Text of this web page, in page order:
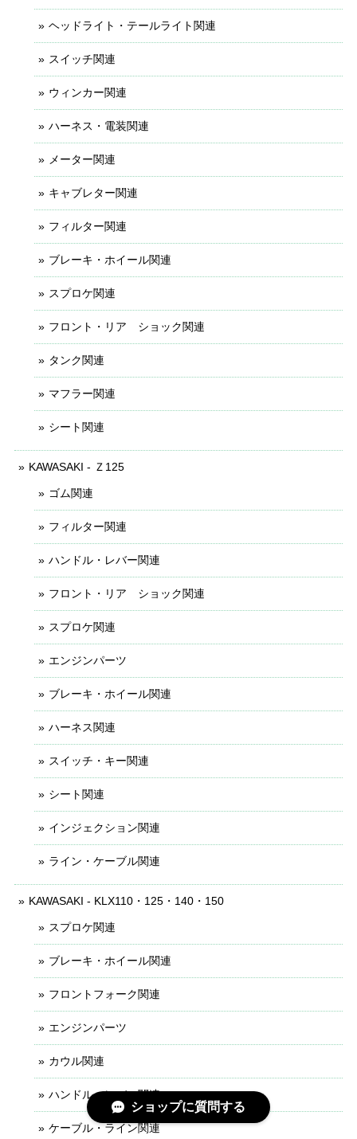
ヘッドライト・テールライト関連
スイッチ関連
ウィンカー関連
ハーネス・電装関連
メーター関連
キャブレター関連
フィルター関連
ブレーキ・ホイール関連
スプロケ関連
フロント・リア ショック関連
タンク関連
マフラー関連
シート関連
KAWASAKI - Ｚ125
ゴム関連
フィルター関連
ハンドル・レバー関連
フロント・リア ショック関連
スプロケ関連
エンジンパーツ
ブレーキ・ホイール関連
ハーネス関連
スイッチ・キー関連
シート関連
インジェクション関連
ライン・ケーブル関連
KAWASAKI - KLX110・125・140・150
スプロケ関連
ブレーキ・ホイール関連
フロントフォーク関連
エンジンパーツ
カウル関連
ハンドル・レバー関連
ケーブル・ライン関連
ショップに質問する